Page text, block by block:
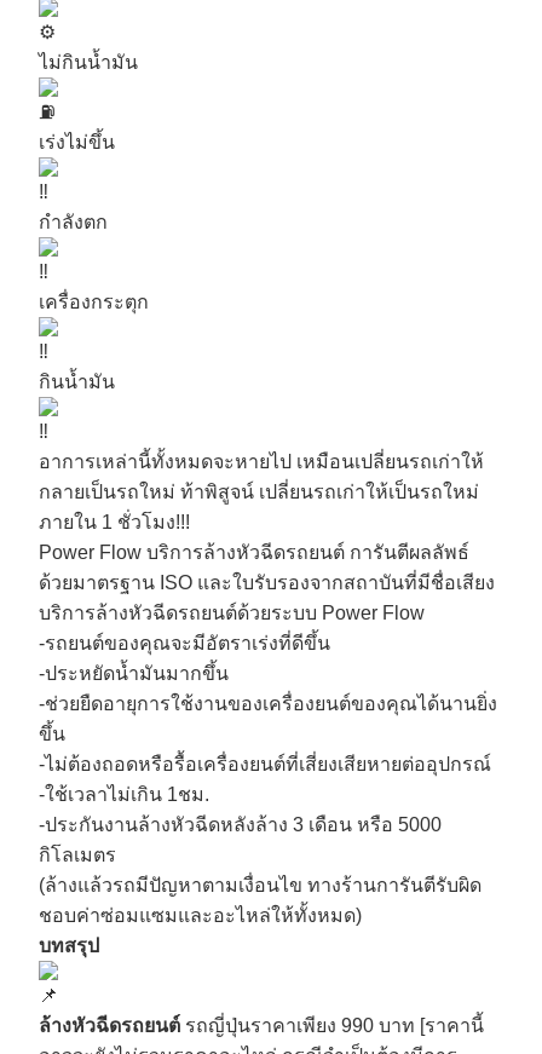
ไม่กินน้ำมัน
เร่งไม่ขึ้น
กำลังตก
เครื่องกระตุก
กินน้ำมัน
อาการเหล่านี้ทั้งหมดจะหายไป เหมือนเปลี่ยนรถเก่าให้
กลายเป็นรถใหม่ ท้าพิสูจน์ เปลี่ยนรถเก่าให้เป็นรถใหม่
ภายใน 1 ชั่วโมง!!!
Power Flow บริการล้างหัวฉีดรถยนต์ การันตีผลลัพธ์
ด้วยมาตรฐาน ISO และใบรับรองจากสถาบันที่มีชื่อเสียง
บริการล้างหัวฉีดรถยนต์ด้วยระบบ Power Flow
-รถยนต์ของคุณจะมีอัตราเร่งที่ดีขึ้น
-ประหยัดน้ำมันมากขึ้น
-ช่วยยืดอายุการใช้งานของเครื่องยนต์ของคุณได้นานยิ่ง
ขึ้น
-ไม่ต้องถอดหรือรื้อเครื่องยนต์ที่เสี่ยงเสียหายต่ออุปกรณ์
-ใช้เวลาไม่เกิน 1ชม.
-ประกันงานล้างหัวฉีดหลังล้าง 3 เดือน หรือ 5000
กิโลเมตร
(ล้างแล้วรถมีปัญหาตามเงื่อนไข ทางร้านการันตีรับผิด
ชอบค่าซ่อมแซมและอะไหล่ให้ทั้งหมด)
บทสรุป
ล้างหัวฉีดรถยนต์ รถญี่ปุ่นราคาเพียง 990 บาท [ราคานี้